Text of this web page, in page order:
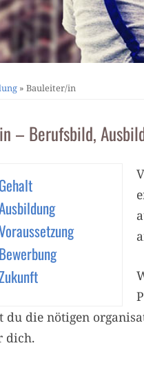
» Bauleiter/in
– Berufsbild,
Gehalt
Bewerbung
du die nötigen
dich.